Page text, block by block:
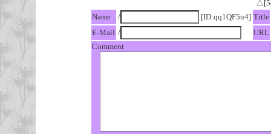
Name
/ [ID:qq1QF5u4] Title
E-Mail /
URL
Comment